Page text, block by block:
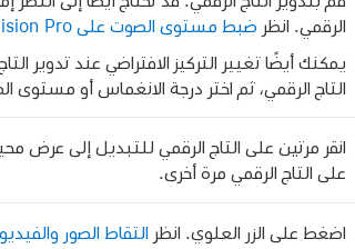
الرقمي. انظر ضبط مستوى الصوت على Apple Vision Pro
يمكنك أيضًا تغيير التركيز الافتراضي عند تدوير
التاج الرقمي، ثم اختر درجة الانغماس أو مستوى
انقر مرتين على التاج الرقمي للتبديل إلى عرض
على التاج الرقمي مرة أخرى.
اضغط على الزر العلوي. انظر
التقاط الصور